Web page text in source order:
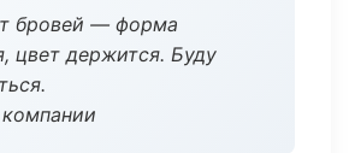
бровей — форма
цвет держится. Буду